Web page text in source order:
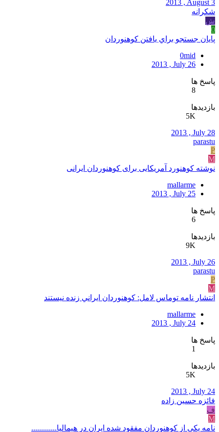
2013 , August 3
شکرانه
ش
0
پايان جستجو براي يافتن کوهنوردان
0mid
2013 , July 26
پاسخ ها
8
بازدیدها
5K
2013 , July 28
parastu
P
M
نوشته کوهنورد آمریکایی برای کوهنوردان ایرانی
mallarme
2013 , July 25
پاسخ ها
6
بازدیدها
9K
2013 , July 26
parastu
P
M
انتشار نامه توماس لامل: کوهنوردان ايراني زنده نيستند
mallarme
2013 , July 24
پاسخ ها
1
بازدیدها
5K
2013 , July 24
فائزه حسین زاده
ف
M
نامه یکی از کوهنوردان مفقود شده ایران در هیمالیا.............